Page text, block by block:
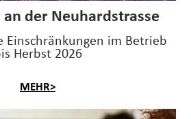
der Neuhardstrasse
Einschränkungen im Betrieb
Herbst 2026
MEHR>